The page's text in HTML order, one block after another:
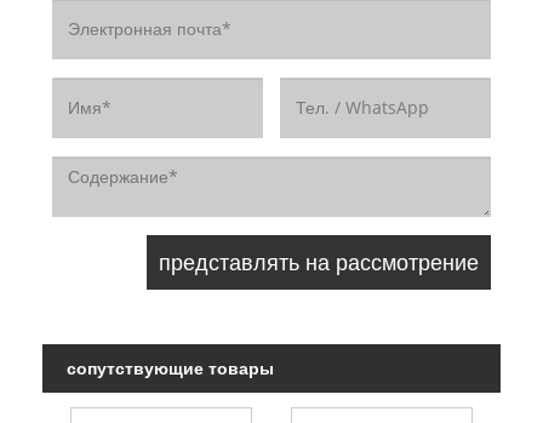
сопутствующие товары